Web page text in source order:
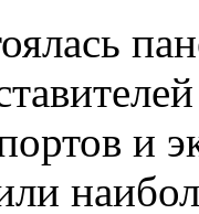
и